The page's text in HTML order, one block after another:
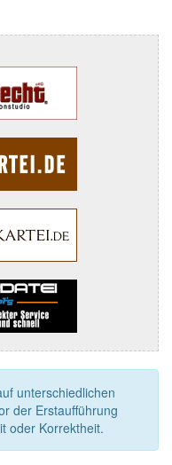
unterschiedlichen
der Erstaufführung
oder Korrektheit.